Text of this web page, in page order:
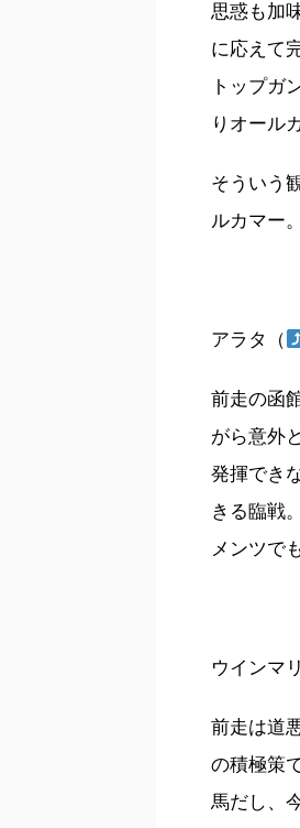
思惑も加
に応えて
トップガ
りオール
そういう
ルカマー
アラタ（
前走の函
がら意外
発揮でき
きる臨戦
メンツで
ウインマ
前走は道
の積極策
馬だし、